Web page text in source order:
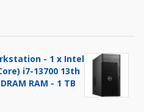
- 1 x Intel
i7-13700 13th
RAM - 1 TB